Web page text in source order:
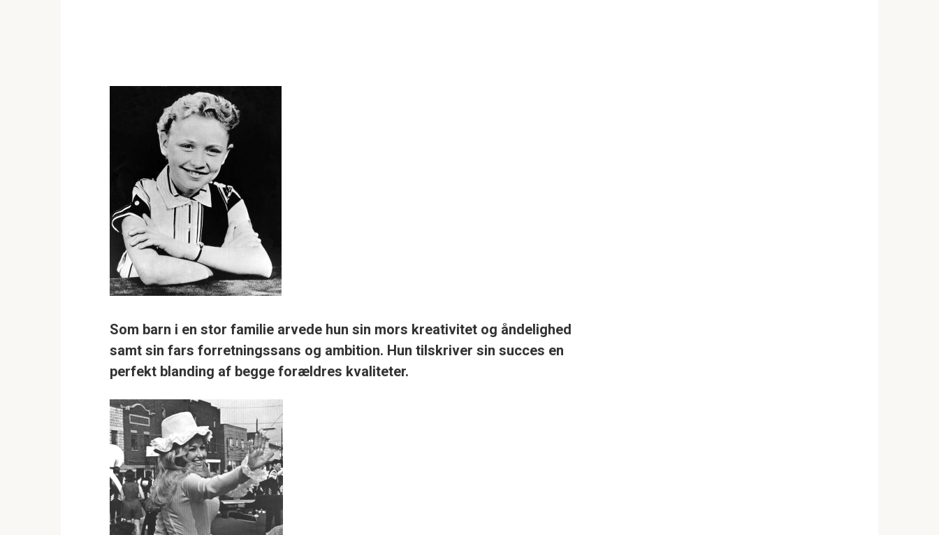
Som barn i en stor familie arvede hun sin mors kreativitet og åndelighed
samt sin fars forretningssans og ambition. Hun tilskriver sin succes en
perfekt blanding af begge forældres kvaliteter.